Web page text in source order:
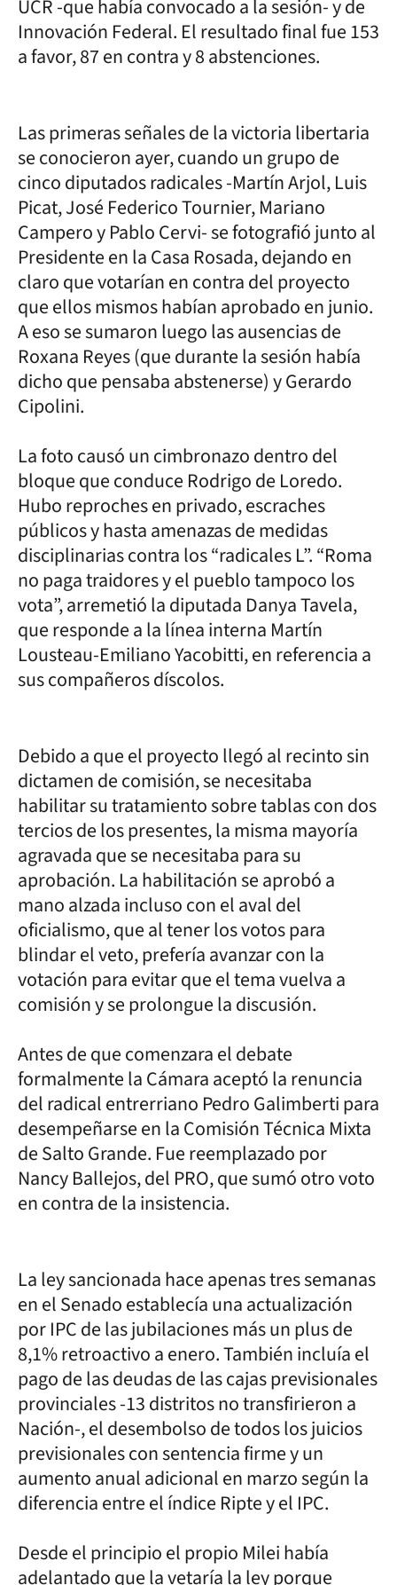
UCR -que había convocado a la sesión- y de
Innovación Federal. El resultado final fue 153
a favor, 87 en contra y 8 abstenciones.
Las primeras señales de la victoria libertaria
se conocieron ayer, cuando un grupo de
cinco diputados radicales -Martín Arjol, Luis
Picat, José Federico Tournier, Mariano
Campero y Pablo Cervi- se fotografió junto al
Presidente en la Casa Rosada, dejando en
claro que votarían en contra del proyecto
que ellos mismos habían aprobado en junio.
A eso se sumaron luego las ausencias de
Roxana Reyes (que durante la sesión había
dicho que pensaba abstenerse) y Gerardo
Cipolini.
La foto causó un cimbronazo dentro del
bloque que conduce Rodrigo de Loredo.
Hubo reproches en privado, escraches
públicos y hasta amenazas de medidas
disciplinarias contra los “radicales L”. “Roma
no paga traidores y el pueblo tampoco los
vota”, arremetió la diputada Danya Tavela,
que responde a la línea interna Martín
Lousteau-Emiliano Yacobitti, en referencia a
sus compañeros díscolos.
Debido a que el proyecto llegó al recinto sin
dictamen de comisión, se necesitaba
habilitar su tratamiento sobre tablas con dos
tercios de los presentes, la misma mayoría
agravada que se necesitaba para su
aprobación. La habilitación se aprobó a
mano alzada incluso con el aval del
oficialismo, que al tener los votos para
blindar el veto, prefería avanzar con la
votación para evitar que el tema vuelva a
comisión y se prolongue la discusión.
Antes de que comenzara el debate
formalmente la Cámara aceptó la renuncia
del radical entrerriano Pedro Galimberti para
desempeñarse en la Comisión Técnica Mixta
de Salto Grande. Fue reemplazado por
Nancy Ballejos, del PRO, que sumó otro voto
en contra de la insistencia.
La ley sancionada hace apenas tres semanas
en el Senado establecía una actualización
por IPC de las jubilaciones más un plus de
8,1% retroactivo a enero. También incluía el
pago de las deudas de las cajas previsionales
provinciales -13 distritos no transfirieron a
Nación-, el desembolso de todos los juicios
previsionales con sentencia firme y un
aumento anual adicional en marzo según la
diferencia entre el índice Ripte y el IPC.
Desde el principio el propio Milei había
adelantado que la vetaría la ley porque